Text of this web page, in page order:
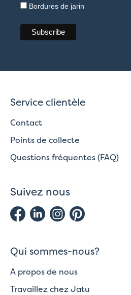
Bordures de jarin
Service clientèle
Contact
Points de collecte
Questions fréquentes (FAQ)
Suivez nous
Qui sommes-nous?
A propos de nous
Travaillez chez Jatu